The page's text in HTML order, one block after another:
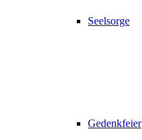
Seelsorge
Gedenkfeier